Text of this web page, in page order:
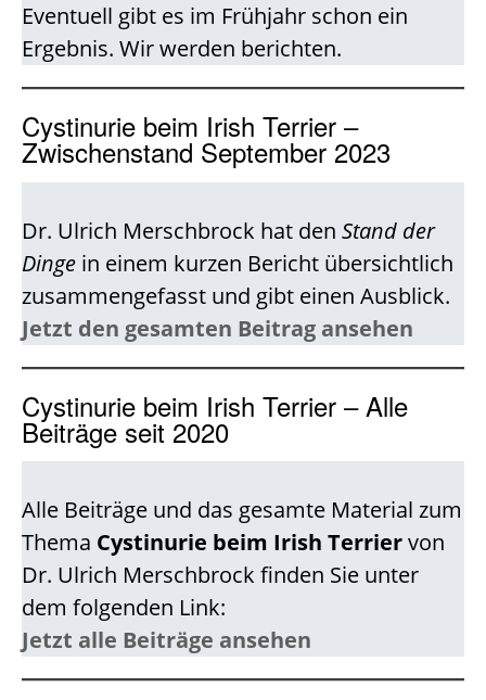
Eventuell gibt es im Frühjahr schon ein
Ergebnis. Wir werden berichten.
Cystinurie beim Irish Terrier –
Zwischenstand September 2023
Dr. Ulrich Merschbrock hat den Stand der
Dinge in einem kurzen Bericht übersichtlich
zusammengefasst und gibt einen Ausblick.
Jetzt den gesamten Beitrag ansehen
Cystinurie beim Irish Terrier – Alle
Beiträge seit 2020
Alle Beiträge und das gesamte Material zum
Thema Cystinurie beim Irish Terriervon
Dr. Ulrich Merschbrock finden Sie unter
dem folgenden Link:
Jetzt alle Beiträge ansehen